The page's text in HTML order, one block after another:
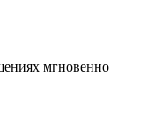
мгновенно